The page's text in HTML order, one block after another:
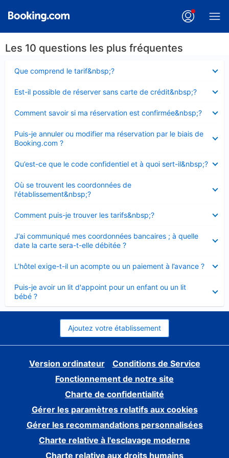
Les 10 questions les plus fréquentes
Que comprend le tarif&nbsp;?
fermé
Est-il possible de réserver sans carte de crédit&nbsp;?
fermé
Comment savoir si ma réservation est confirmée&nbsp;?
fermé
Puis-je annuler ou modifier ma réservation par le biais de
Booking.com ?
fermé
Qu’est-ce que le code confidentiel et à quoi sert-il&nbsp;?
fermé
Où se trouvent les coordonnées de
l'établissement&nbsp;?
fermé
Comment puis-je trouver les tarifs&nbsp;?
fermé
J’ai communiqué mes coordonnées bancaires ; à quelle
date la carte sera-t-elle débitée ?
fermé
L’hôtel exige-t-il un acompte ou un paiement à l’avance ?
fermé
Puis-je avoir un lit d'appoint pour un enfant ou un lit
bébé ?
fermé
Ajoutez votre établissement
Version ordinateur
Conditions de Service
Fonctionnement de notre site
Charte de confidentialité
Gérer les paramètres relatifs aux cookies
Gérer les recommandations personnalisées
Charte relative à l'esclavage moderne
Charte relative aux droits humains